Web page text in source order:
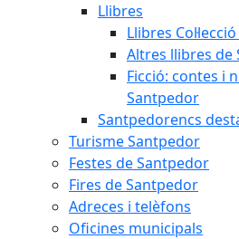
Llibres
Llibres
Altres llibres de
Ficció: contes i
Santpedor
Santpedorencs
Turisme Santpedor
Festes de Santpedor
Fires de Santpedor
Adreces i telèfons
Oficines municipals